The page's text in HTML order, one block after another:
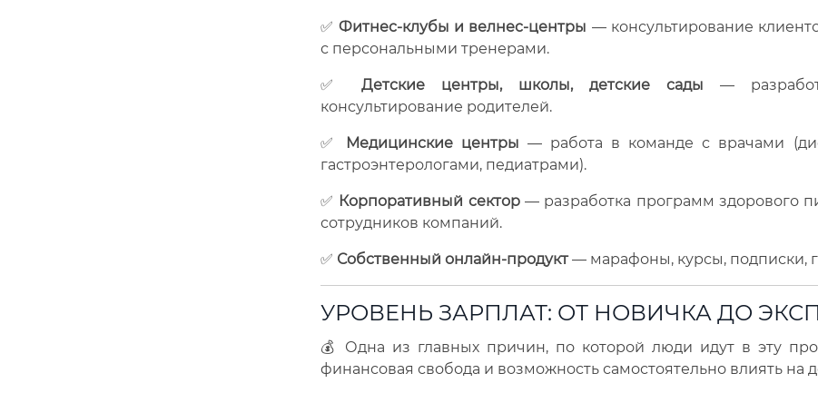
✅ Фитнес-клубы и велнес-центры — консультирование
с персональными тренерами.
✅Детские центры, школы, детские сады —
консультирование родителей.
✅ Медицинские центры — работа в команде с врачами
гастроэнтерологами, педиатрами).
✅ Корпоративный сектор— разработка программ здорового
сотрудников компаний.
✅ Собственный онлайн-продукт— марафоны, курсы, подписки,
УРОВЕНЬ ЗАРПЛАТ: ОТ НОВИЧКА ДО
💰 Одна из главных причин, по которой люди идут в эту
финансовая свобода и возможность самостоятельно влиять на